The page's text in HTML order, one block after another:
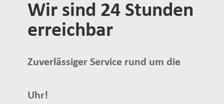
Wir sind 24 Stunden
erreichbar
Zuverlässiger Service rund um die
Uhr!